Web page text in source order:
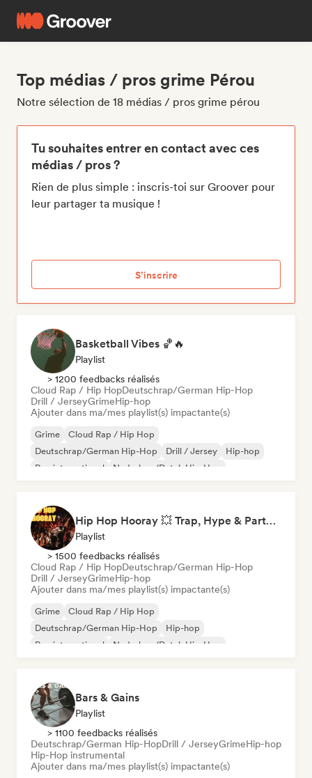
Top médias / pros grime Pérou
Notre sélection de 18 médias / pros grime pérou
Tu souhaites entrer en contact avec ces
médias / pros ?
Rien de plus simple : inscris-toi sur Groover pour
leur partager ta musique !
S’inscrire
Basketball Vibes 🏀🔥
Playlist
> 1200 feedbacks réalisés
Cloud Rap / Hip HopDeutschrap/German Hip-Hop
Drill / JerseyGrimeHip-hop
Ajouter dans ma/mes playlist(s) impactante(s)
Grime
Cloud Rap / Hip Hop
Deutschrap/German Hip-Hop
Drill / Jersey
Hip-hop
Rap international
Nederhop/Dutch Hip-Hop
Hip Hop Hooray 💥 Trap, Hype & Party Rap Bangers
Playlist
> 1500 feedbacks réalisés
Cloud Rap / Hip HopDeutschrap/German Hip-Hop
Drill / JerseyGrimeHip-hop
Ajouter dans ma/mes playlist(s) impactante(s)
Grime
Cloud Rap / Hip Hop
Deutschrap/German Hip-Hop
Hip-hop
Rap international
Nederhop/Dutch Hip-Hop
Bars & Gains
Playlist
> 1100 feedbacks réalisés
Deutschrap/German Hip-HopDrill / JerseyGrimeHip-hop
Hip-Hop instrumental
Ajouter dans ma/mes playlist(s) impactante(s)